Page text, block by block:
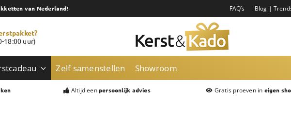
van Nederland! FAQ’s Blog |
18:00 uur)
Zelf samenstellen Showroom
Altijd een persoonlijk advies Gratis proeven in eigen